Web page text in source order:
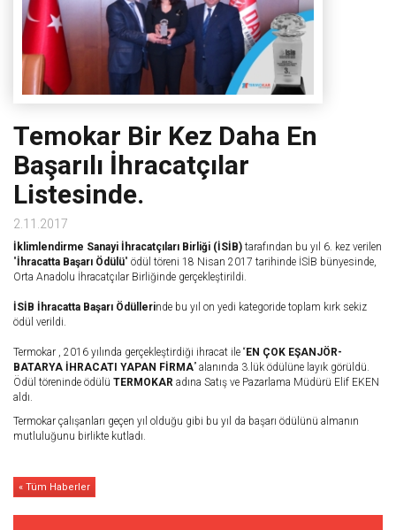
Temokar Bir Kez Daha En
Başarılı İhracatçılar
Listesinde.
2.11.2017
İklimlendirme Sanayi İhracatçıları Birliği (İSİB) tarafından bu yıl 6. kez verilen
"İhracatta Başarı Ödülü" ödül töreni 18 Nisan 2017 tarihinde İSİB bünyesinde,
Orta Anadolu İhracatçılar Birliğinde gerçekleştirildi.
İSİB İhracatta Başarı Ödüllerinde bu yıl on yedi kategoride toplam kırk sekiz
ödül verildi.
Termokar , 2016 yılında gerçekleştirdiği ihracat ile “EN ÇOK EŞANJÖR-
BATARYA İHRACATI YAPAN FİRMA” alanında 3.lük ödülüne layık görüldü.
Ödül töreninde ödülü TERMOKAR adına Satış ve Pazarlama Müdürü Elif EKEN
aldı.
Termokar çalışanları geçen yıl olduğu gibi bu yıl da başarı ödülünü almanın
mutluluğunu birlikte kutladı.
« Tüm Haberler